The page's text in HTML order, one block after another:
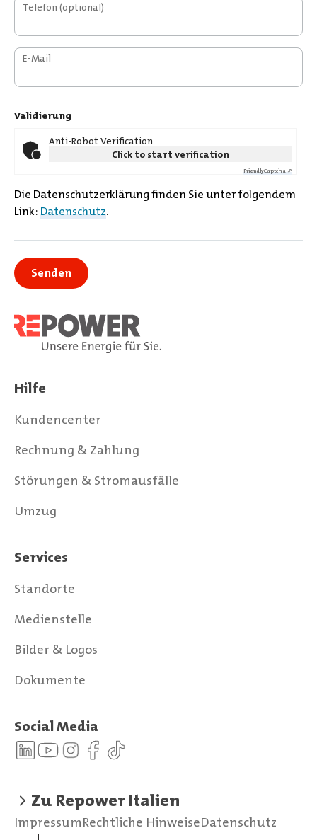
Telefon (optional)
E-Mail
Validierung
Anti-Robot Verification
Click to start verification
FriendlyCaptcha ⇗
Die Datenschutzerklärung finden Sie unter folgendem
Link:Datenschutz.
Hilfe
Kundencenter
Rechnung & Zahlung
Störungen & Stromausfälle
Umzug
Services
Standorte
Medienstelle
Bilder & Logos
Dokumente
Social Media
Zu Repower Italien
ImpressumRechtliche HinweiseDatenschutz